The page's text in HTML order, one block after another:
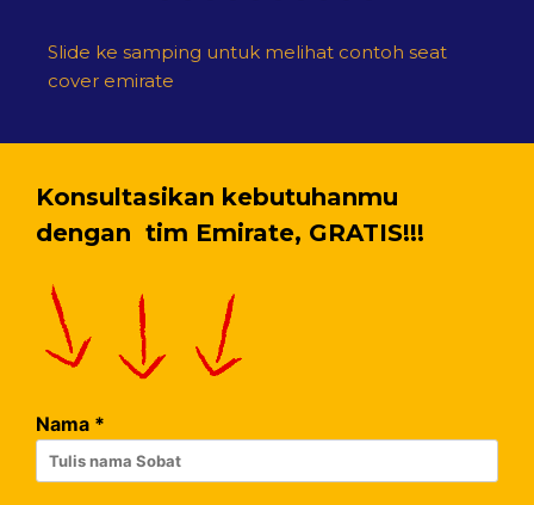
Slide ke samping untuk melihat contoh seat
cover emirate
Konsultasikan kebutuhanmu
dengan tim Emirate, GRATIS!!!
Nama *